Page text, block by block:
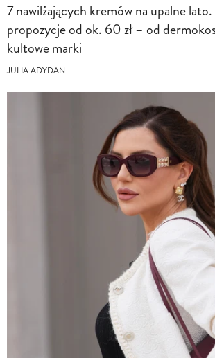
7 nawilżających kremów na upalne
propozycje od ok. 60 zł – od
kultowe marki
JULIA ADYDAN